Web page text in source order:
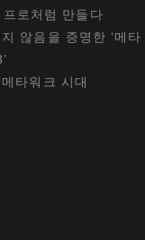
로처럼 만들다
않음을 증명한 ‘메타
타워크 시대